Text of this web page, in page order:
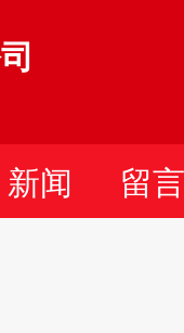
新闻 留言